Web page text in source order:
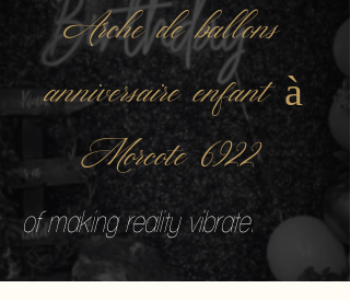
Arche de ballons
anniversaire enfant à
Morcote 6922
of making reality vibrate.